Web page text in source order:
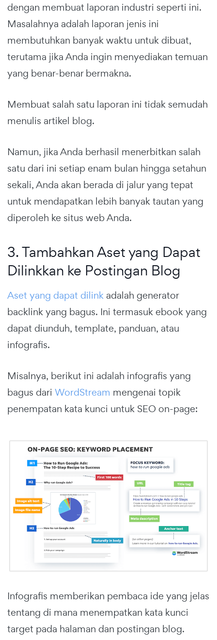
dengan membuat laporan industri seperti ini.
Masalahnya adalah laporan jenis ini
membutuhkan banyak waktu untuk dibuat,
terutama jika Anda ingin menyediakan temuan
yang benar-benar bermakna.
Membuat salah satu laporan ini tidak semudah
menulis artikel blog.
Namun, jika Anda berhasil menerbitkan salah
satu dari ini setiap enam bulan hingga setahun
sekali, Anda akan berada di jalur yang tepat
untuk mendapatkan lebih banyak tautan yang
diperoleh ke situs web Anda.
3. Tambahkan Aset yang Dapat
Dilinkkan ke Postingan Blog
Aset yang dapat dilink adalah generator
backlink yang bagus. Ini termasuk ebook yang
dapat diunduh, template, panduan, atau
infografis.
Misalnya, berikut ini adalah infografis yang
bagus dari WordStream mengenai topik
penempatan kata kunci untuk SEO on-page:
Infografis memberikan pembaca ide yang jelas
tentang di mana menempatkan kata kunci
target pada halaman dan postingan blog.